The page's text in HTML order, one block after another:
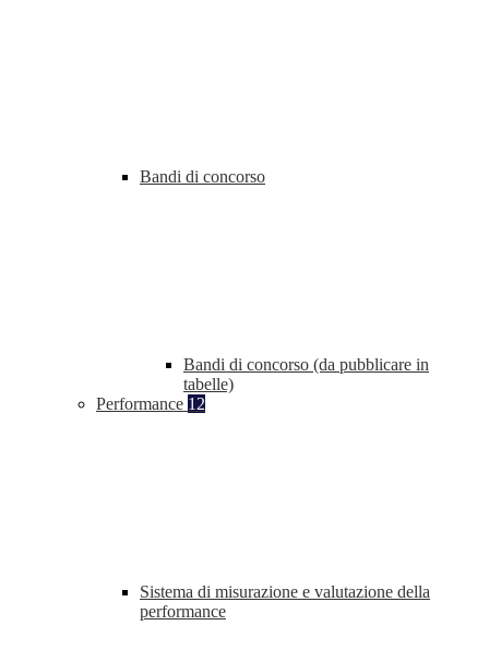
Bandi di concorso
Bandi di concorso (da pubblicare in
tabelle)
Performance 12
Sistema di misurazione e valutazione della
performance